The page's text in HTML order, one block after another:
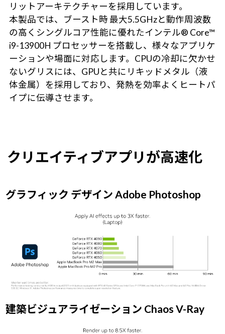
リットアーキテクチャーを採用しています。
本製品では、ブースト時 最大5.5GHzと動作周波数
の高くシングルコア性能に優れたインテル® Core™
i9-13900H プロセッサーを搭載し、様々なアプリケ
ーションや場面に対応します。CPUの冷却に欠かせ
ないグリスには、GPUと共にリキッドメタル（液
体金属）を採用しており、発熱を効率よくヒートパ
イプに伝導させます。
クリエイティブアプリが高速化
グラフィック デザイン Adobe Photoshop
建築ビジュアライゼーション Chaos V-Ray